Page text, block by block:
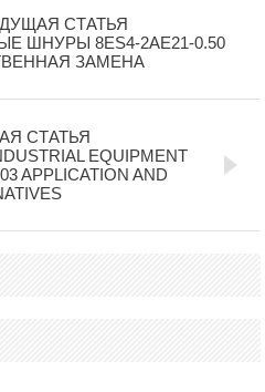
СТАТЬЯ
ШНУРЫ 8ES4-2AE21-0.50
ЗАМЕНА
СТАТЬЯ
EQUIPMENT
APPLICATION AND